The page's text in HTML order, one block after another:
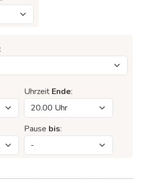
Uhrzeit Ende:
Pause bis:
- 10 Minuten-Takt ab Wunschdatum
für 2 Mitarbeiter Tabelle mit 10-Minuten-
Taktung
€zzgl. MwSt.